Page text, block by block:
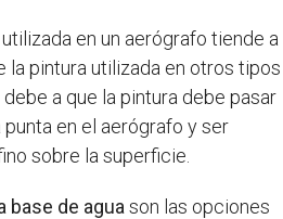
utilizada en un aerógrafo tiende a
la pintura utilizada en otros tipos
a que la pintura debe pasar
en el aerógrafo y ser
sobre la superficie.
base de agua son las opciones